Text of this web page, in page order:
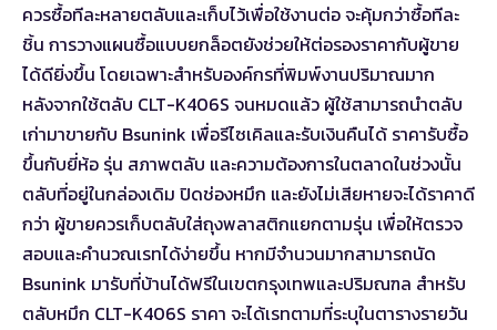
ควรซื้อทีละหลายตลับและเก็บไว้เพื่อใช้งานต่อ จะคุ้มกว่าซื้อทีละ
ชิ้น การวางแผนซื้อแบบยกล็อตยังช่วยให้ต่อรองราคากับผู้ขาย
ได้ดียิ่งขึ้น โดยเฉพาะสำหรับองค์กรที่พิมพ์งานปริมาณมาก
หลังจากใช้ตลับ CLT-K406S จนหมดแล้ว ผู้ใช้สามารถนำตลับ
เก่ามาขายกับ Bsunink เพื่อรีไซเคิลและรับเงินคืนได้ ราคารับซื้อ
ขึ้นกับยี่ห้อ รุ่น สภาพตลับ และความต้องการในตลาดในช่วงนั้น
ตลับที่อยู่ในกล่องเดิม ปิดช่องหมึก และยังไม่เสียหายจะได้ราคาดี
กว่า ผู้ขายควรเก็บตลับใส่ถุงพลาสติกแยกตามรุ่น เพื่อให้ตรวจ
สอบและคำนวณเรทได้ง่ายขึ้น หากมีจำนวนมากสามารถนัด
Bsunink มารับที่บ้านได้ฟรีในเขตกรุงเทพและปริมณฑล สำหรับ
ตลับหมึก CLT-K406S ราคา จะได้เรทตามที่ระบุในตารางรายวัน